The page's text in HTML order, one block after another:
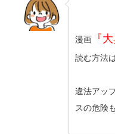
漫画 『
読む方法
違法アッ
スの危険